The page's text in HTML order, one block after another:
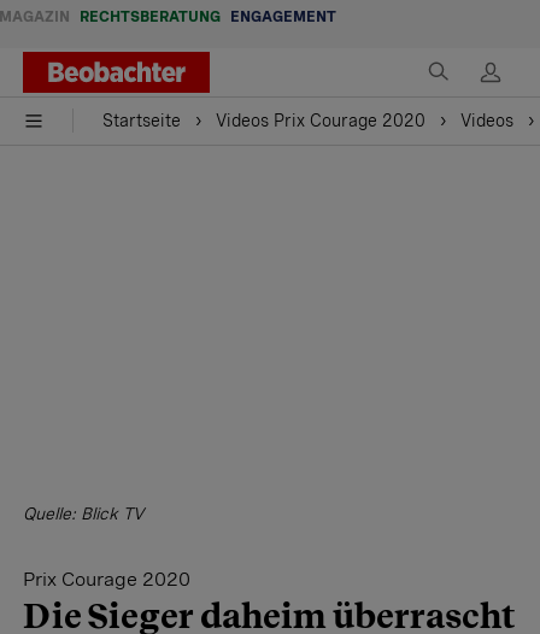
MAGAZIN RECHTSBERATUNG ENGAGEMENT
Startseite Videos Prix Courage 2020 Videos
Quelle: Blick TV
Prix Courage 2020
Die Sieger daheim überrascht